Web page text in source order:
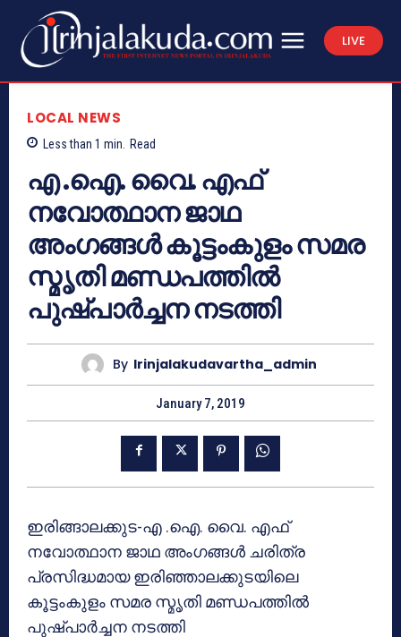
LIVE
LOCAL NEWS
Less than 1 min. Read
എ .ഐ. വൈ. എഫ്
നവോത്ഥാന ജാഥ
അംഗങ്ങള്‍ കൂട്ടംകുളം സമര
സ്മൃതി മണ്ഡപത്തില്‍
പുഷ്പാര്‍ച്ചന നടത്തി
By Irinjalakudavartha_admin
January 7, 2019
ഇരിങ്ങാലക്കുട-എ .ഐ. വൈ. എഫ്
നവോത്ഥാന ജാഥ അംഗങ്ങള്‍ ചരിത്ര
പ്രസിദ്ധമായ ഇരിഞ്ഞാലക്കുടയിലെ
കൂട്ടംകുളം സമര സ്മൃതി മണ്ഡപത്തില്‍
പുഷ്പാര്‍ച്ചന നടത്തി